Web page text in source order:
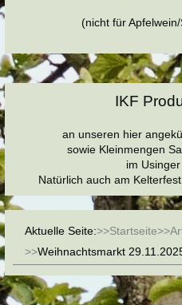
(nicht für
IKF
an unseren hier
sowie Kleinmengen
im Usinger
Natürlich auch am
Aktuelle Seite: Startseite
Weihnachtsmarkt